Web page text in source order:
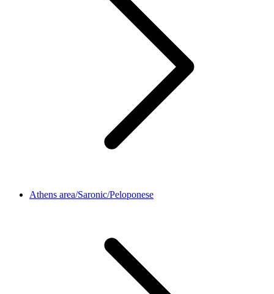
Athens area/Saronic/Peloponese